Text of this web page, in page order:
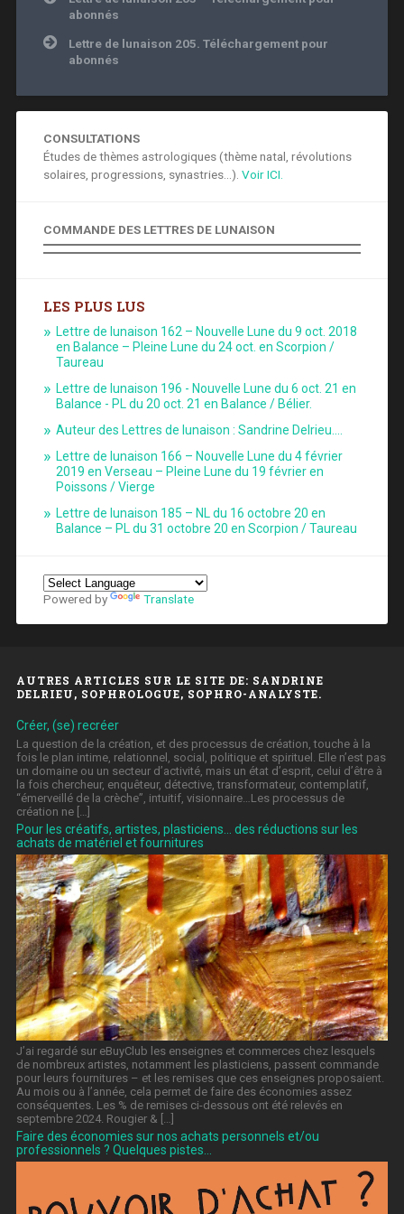
de
l’article
abonnés
Lettre de lunaison 205. Téléchargement pour
abonnés
CONSULTATIONS
Études de thèmes astrologiques (thème natal, révolutions
solaires, progressions, synastries...). Voir ICI.
COMMANDE DES LETTRES DE LUNAISON
LES PLUS LUS
Lettre de lunaison 162 – Nouvelle Lune du 9 oct. 2018
en Balance – Pleine Lune du 24 oct. en Scorpion /
Taureau
Lettre de lunaison 196 - Nouvelle Lune du 6 oct. 21 en
Balance - PL du 20 oct. 21 en Balance / Bélier.
Auteur des Lettres de lunaison : Sandrine Delrieu.…
Lettre de lunaison 166 – Nouvelle Lune du 4 février
2019 en Verseau – Pleine Lune du 19 février en
Poissons / Vierge
Lettre de lunaison 185 – NL du 16 octobre 20 en
Balance – PL du 31 octobre 20 en Scorpion / Taureau
Powered by Translate
AUTRES ARTICLES SUR LE SITE DE: SANDRINE
DELRIEU, SOPHROLOGUE, SOPHRO-ANALYSTE.
Créer, (se) recréer
La question de la création, et des processus de création, touche à la
fois le plan intime, relationnel, social, politique et spirituel. Elle n’est pas
un domaine ou un secteur d’activité, mais un état d’esprit, celui d’être à
la fois chercheur, enquêteur, détective, transformateur, contemplatif,
“émerveillé de la crèche”, intuitif, visionnaire…Les processus de
création ne […]
Pour les créatifs, artistes, plasticiens… des réductions sur les
achats de matériel et fournitures
J’ai regardé sur eBuyClub les enseignes et commerces chez lesquels
de nombreux artistes, notamment les plasticiens, passent commande
pour leurs fournitures – et les remises que ces enseignes proposaient.
Au mois ou à l’année, cela permet de faire des économies assez
conséquentes. Les % de remises ci-dessous ont été relevés en
septembre 2024. Rougier & […]
Faire des économies sur nos achats personnels et/ou
professionnels ? Quelques pistes…